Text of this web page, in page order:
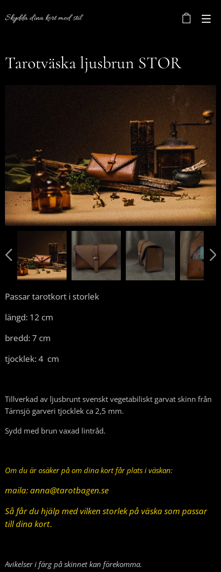
Skydda dina kort med stil
Tarotväska ljusbrun STOR
Passar tarotkort i storlek
längd: 12 cm
bredd: 7 cm
tjocklek: 4 cm
Tillverkad av ljusbrunt svenskt vegetabiliskt garvat skinn från
Tärnsjö garveri tjocklek ca 2,5 mm.
Sydd med brun vaxad lintråd.
Om du är osäker på om dina kort får plats i väskan:
maila: anna@tarotbagen.se
Så får du hjälp med vilken storlek på väska som passar
till dinakort.
Avikelser i färg på skinnet kan förekomma.